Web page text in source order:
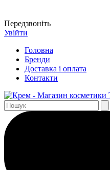
Передзвоніть
Увійти
Головна
Бренди
Доставка і оплата
Контакти